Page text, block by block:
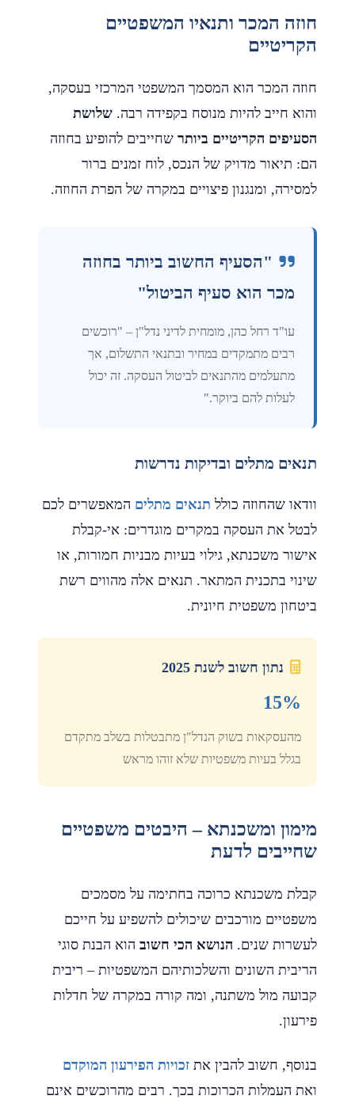
חוזה המכר ותנאיו המשפטיים
הקריטיים
חוזה המכר הוא המסמך המשפטי המרכזי בעסקה,
והוא חייב להיות מנוסח בקפידה רבה. שלושת
הסעיפים הקריטיים ביותר שחייבים להופיע בחוזה
הם: תיאור מדויק של הנכס, לוח זמנים ברור
למסירה, ומנגנון פיצויים במקרה של הפרת החוזה.
"הסעיף החשוב ביותר בחוזה
מכר הוא סעיף הביטול"
עו"ד רחל כהן, מומחית לדיני נדל"ן – "רוכשים
רבים מתמקדים במחיר ובתנאי התשלום, אך
מתעלמים מהתנאים לביטול העסקה. זה יכול
לעלות להם ביוקר."
תנאים מתלים ובדיקות נדרשות
וודאו שהחוזה כולל תנאים מתלים המאפשרים לכם
לבטל את העסקה במקרים מוגדרים: אי-קבלת
אישור משכנתא, גילוי בעיות מבניות חמורות, או
שינוי בתכנית המתאר. תנאים אלה מהווים רשת
ביטחון משפטית חיונית.
נתון חשוב לשנת 2025
15%
מהעסקאות בשוק הנדל"ן מתבטלות בשלב מתקדם
בגלל בעיות משפטיות שלא זוהו מראש
מימון ומשכנתא – היבטים משפטיים
שחייבים לדעת
קבלת משכנתא כרוכה בחתימה על מסמכים
משפטיים מורכבים שיכולים להשפיע על חייכם
לעשרות שנים. הנושא הכי חשוב הוא הבנת סוגי
הריבית השונים והשלכותיהם המשפטיות – ריבית
קבועה מול משתנה, ומה קורה במקרה של חדלות
פירעון.
בנוסף, חשוב להבין את זכויות הפירעון המוקדם
ואת העמלות הכרוכות בכך. רבים מהרוכשים אינם